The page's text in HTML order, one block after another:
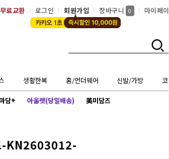
료교환 로그인 회원가입 장바구니 0 마이페
생활한복 홈/언더웨어 신발/가방
담+ 아울렛(당일배송) 美미담즈
-KN2603012-